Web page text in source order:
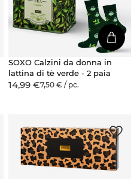
SOXO Calzini da donna in
lattina di tè verde - 2 paia
14,99 €7,50 € / pc.